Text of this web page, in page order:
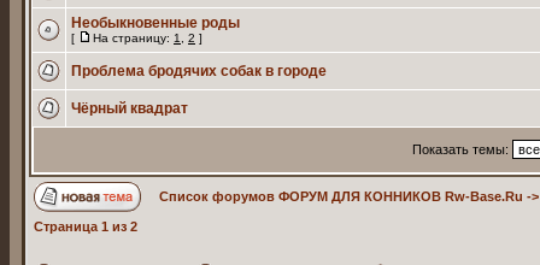
Необыкновенные роды
[ На страницу: 1 2 ]
Проблема бродячих собак в городе
Чёрный квадрат
Показать темы:
Список форумов ФОРУМ ДЛЯ КОННИКОВ Rw-Base.Ru -
Страница 1 из 2